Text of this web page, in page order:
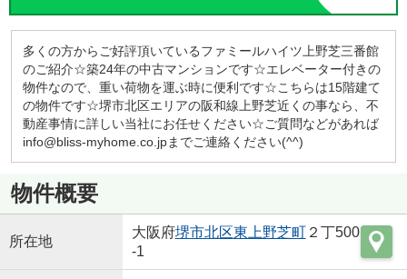
多くの方からご好評頂いているファミールハイツ上野芝三番館
のご紹介☆築24年の中古マンションです☆エレベーター付きの
物件なので、重い荷物を運ぶ時に便利です☆こちらは15階建て
の物件です☆堺市北区エリアの阪和線上野芝近くの事なら、不
動産事情に詳しい当社にお任せください☆ご質問などがあれば
info@bliss-myhome.co.jpまでご連絡ください(^^)
物件概要
所在地
大阪府堺市北区東上野芝町２丁500
-1